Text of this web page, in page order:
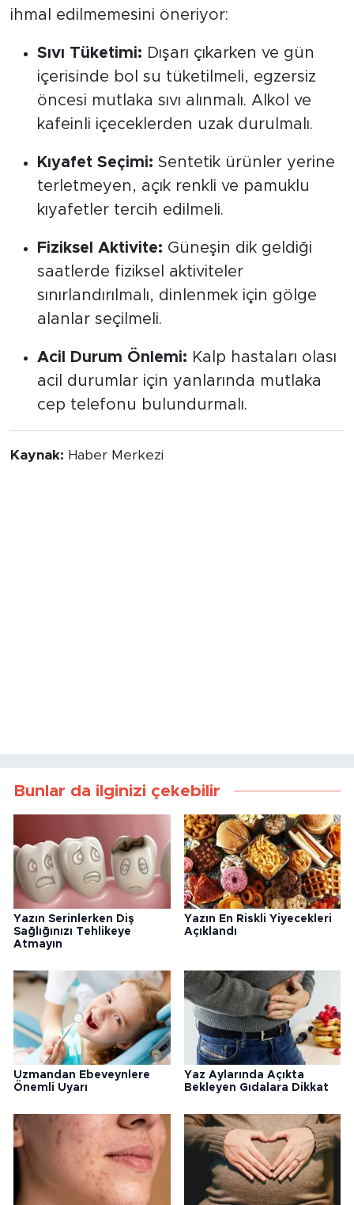
ihmal edilmemesini öneriyor:
Sıvı Tüketimi: Dışarı çıkarken ve gün
içerisinde bol su tüketilmeli, egzersiz
öncesi mutlaka sıvı alınmalı. Alkol ve
kafeinli içeceklerden uzak durulmalı.
Kıyafet Seçimi: Sentetik ürünler yerine
terletmeyen, açık renkli ve pamuklu
kıyafetler tercih edilmeli.
Fiziksel Aktivite: Güneşin dik geldiği
saatlerde fiziksel aktiviteler
sınırlandırılmalı, dinlenmek için gölge
alanlar seçilmeli.
Acil Durum Önlemi: Kalp hastaları olası
acil durumlar için yanlarında mutlaka
cep telefonu bulundurmalı.
Kaynak: Haber Merkezi
Bunlar da ilginizi çekebilir
Yazın Serinlerken Diş
Sağlığınızı Tehlikeye
Atmayın
Yazın En Riskli Yiyecekleri
Açıklandı
Uzmandan Ebeveynlere
Önemli Uyarı
Yaz Aylarında Açıkta
Bekleyen Gıdalara Dikkat